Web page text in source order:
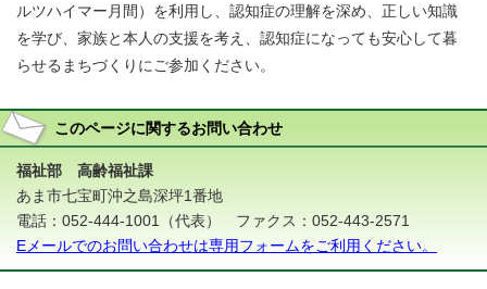
ルツハイマー月間）を利用し、認知症の理解を深め、正しい知識
を学び、家族と本人の支援を考え、認知症になっても安心して暮
らせるまちづくりにご参加ください。
このページに関するお問い合わせ
福祉部 高齢福祉課
あま市七宝町沖之島深坪1番地
電話：052-444-1001（代表） ファクス：052-443-2571
Eメールでのお問い合わせは専用フォームをご利用ください。